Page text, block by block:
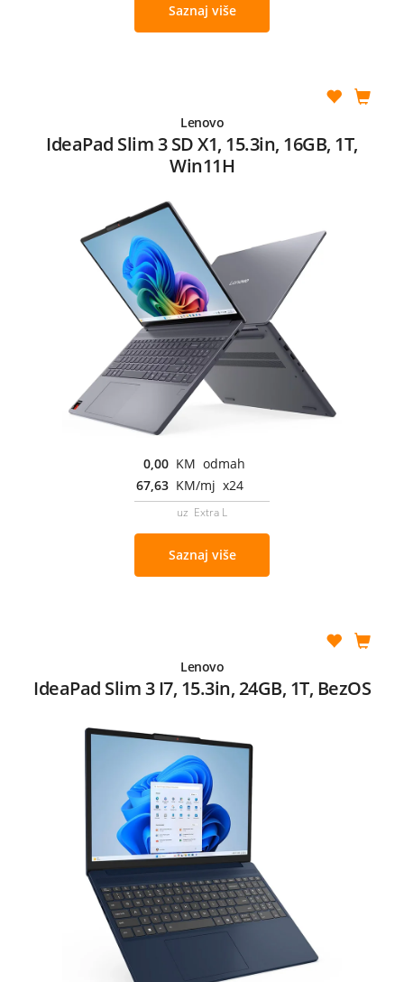
Saznaj više
Lenovo
IdeaPad Slim 3 SD X1, 15.3in, 16GB, 1T,
Win11H
0,00 KM odmah
67,63 KM/mj x24
uz Extra L
Saznaj više
Lenovo
IdeaPad Slim 3 I7, 15.3in, 24GB, 1T, BezOS